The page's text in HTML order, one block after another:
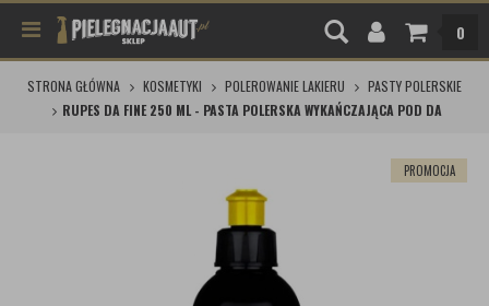
0
STRONA GŁÓWNA KOSMETYKI POLEROWANIE LAKIERU
PASTY POLERSKIE
RUPES DA FINE 250 ML - PASTA POLERSKA WYKAŃCZAJĄCA POD DA
PROMOCJA